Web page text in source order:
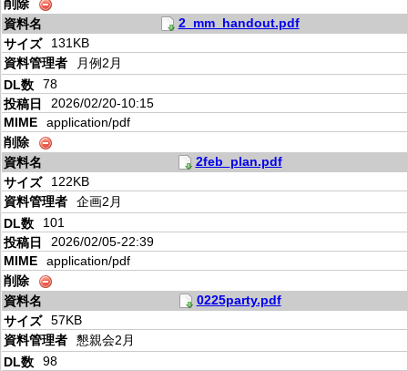
2_mm_handout.pdf
131KB
月例2月
78
2026/02/20-10:15
application/pdf
2feb_plan.pdf
122KB
企画2月
101
2026/02/05-22:39
application/pdf
0225party.pdf
57KB
懇親会2月
98